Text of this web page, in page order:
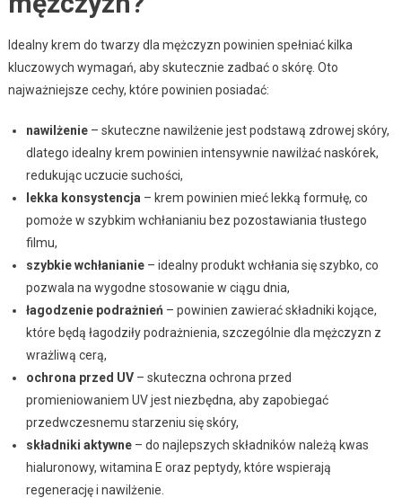
Idealny krem do twarzy dla mężczyzn powinien spełniać kilka
kluczowych wymagań, aby skutecznie zadbać o skórę. Oto
najważniejsze cechy, które powinien posiadać:
nawilżenie– skuteczne nawilżenie jest podstawą zdrowej skóry,
dlatego idealny krem powinien intensywnie nawilżać naskórek,
redukując uczucie suchości,
lekka konsystencja – krem powinien mieć lekką formułę, co
pomoże w szybkim wchłanianiu bez pozostawiania tłustego
filmu,
szybkie wchłanianie– idealny produkt wchłania się szybko, co
pozwala na wygodne stosowanie w ciągu dnia,
łagodzenie podrażnień – powinien zawierać składniki kojące,
które będą łagodziły podrażnienia, szczególnie dla mężczyzn z
wrażliwą cerą,
ochrona przed UV– skuteczna ochrona przed
promieniowaniem UV jest niezbędna, aby zapobiegać
przedwczesnemu starzeniu się skóry,
składniki aktywne– do najlepszych składników należą kwas
hialuronowy, witamina E oraz peptydy, które wspierają
regenerację i nawilżenie.